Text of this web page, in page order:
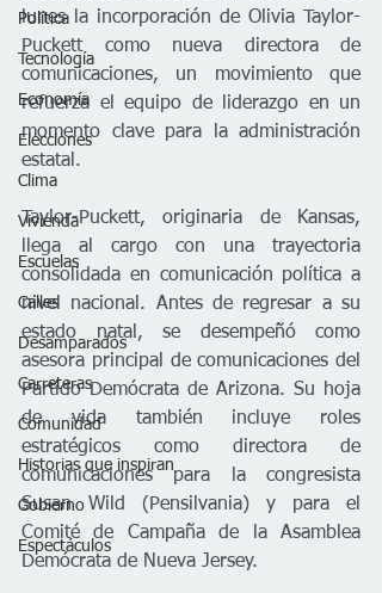
Política
Tecnología
Economía
Elecciones
Clima
Vivienda
Escuelas
Calles
Desamparados
Carreteras
Comunidad
Historias que inspiran
Gobierno
Espectáculos
lunes la incorporación de Olivia Taylor-
Puckett como nueva directora de
comunicaciones, un movimiento que
refuerza el equipo de liderazgo en un
momento clave para la administración
estatal.
Taylor-Puckett, originaria de Kansas,
llega al cargo con una trayectoria
consolidada en comunicación política a
nivel nacional. Antes de regresar a su
estado natal, se desempeñó como
asesora principal de comunicaciones del
Partido Demócrata de Arizona. Su hoja
de vida también incluye roles
estratégicos como directora de
comunicaciones para la congresista
Susan Wild (Pensilvania) y para el
Comité de Campaña de la Asamblea
Demócrata de Nueva Jersey.